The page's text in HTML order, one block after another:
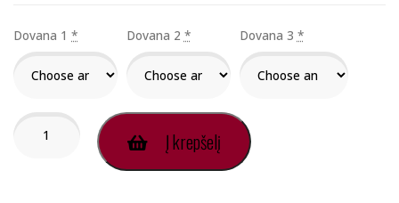
was:
€36.00.€29.99.
Dovana 1 * Dovana 2 * Dovana 3 *
produkto
kiekis:
Į krepšelį